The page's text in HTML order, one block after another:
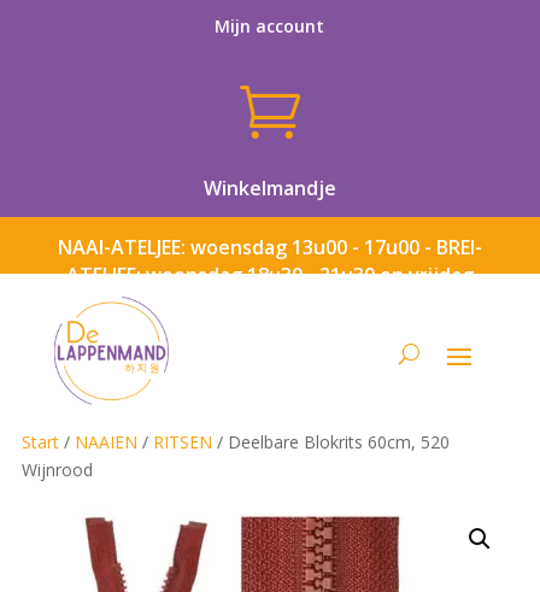
Mijn account

Winkelmandje
NAAI-ATELJEE: woensdag 13u00 - 17u00 - BREI-
ATELJEE: woensdag 18u30 - 21u30 en vrijdag
Start/ NAAIEN / RITSEN / Deelbare Blokrits 60cm, 520
Wijnrood